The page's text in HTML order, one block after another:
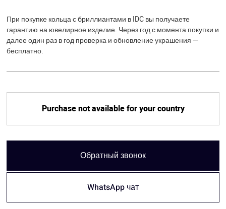
При покупке кольца с бриллиантами в IDC вы получаете
гарантию на ювелирное изделие. Через год с момента покупки и
далее один раз в год проверка и обновление украшения —
бесплатно.
Purchase not available for your country
Обратный звонок
WhatsApp чат